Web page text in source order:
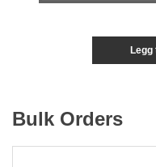
Bulk Orders